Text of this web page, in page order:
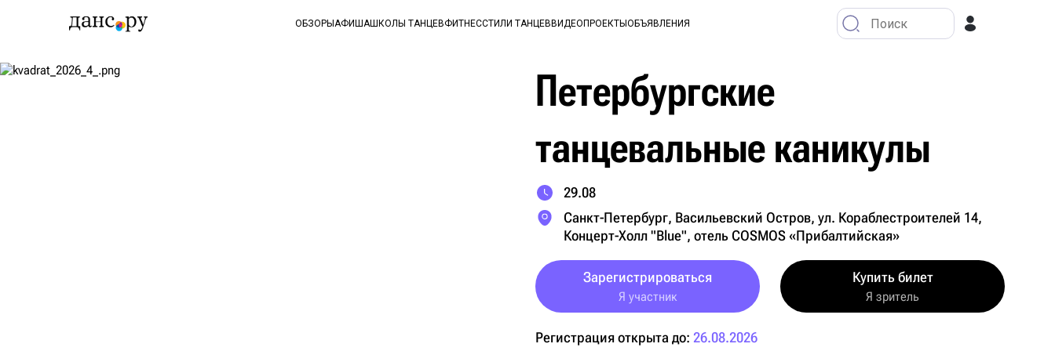
ОБЗОРЫ АФИШАШКОЛЫ ТАНЦЕВФИТНЕССТИЛИ ТАНЦЕВ ВИДЕО ПРОЕКТЫ ОБЪЯВЛЕНИЯ
Петербургские
танцевальные каникулы
29.08
Санкт-Петербург, Васильевский Остров, ул. Кораблестроителей 14,
Концерт-Холл "Blue", отель COSMOS «Прибалтийская»
Зарегистрироваться
Я участник
Купить билет
Я зритель
Регистрация открыта до: 26.08.2026